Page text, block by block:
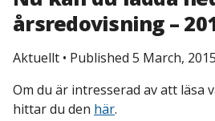
årsredovisning –
Aktuellt • Published 5 March, 2015
Om du är intresserad av att läsa
hittar du den här.